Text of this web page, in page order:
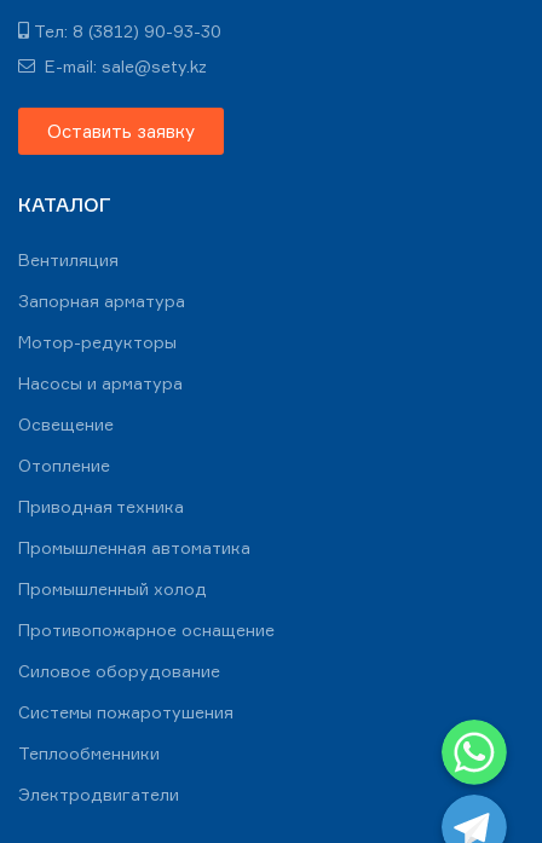
Тел: 8 (3812) 90-93-30
E-mail: sale@sety.kz
Оставить заявку
КАТАЛОГ
Вентиляция
Запорная арматура
Мотор-редукторы
Насосы и арматура
Освещение
Отопление
Приводная техника
Промышленная автоматика
Промышленный холод
Противопожарное оснащение
Силовое оборудование
Системы пожаротушения
Теплообменники
Электродвигатели
WhatsApp
Telegram